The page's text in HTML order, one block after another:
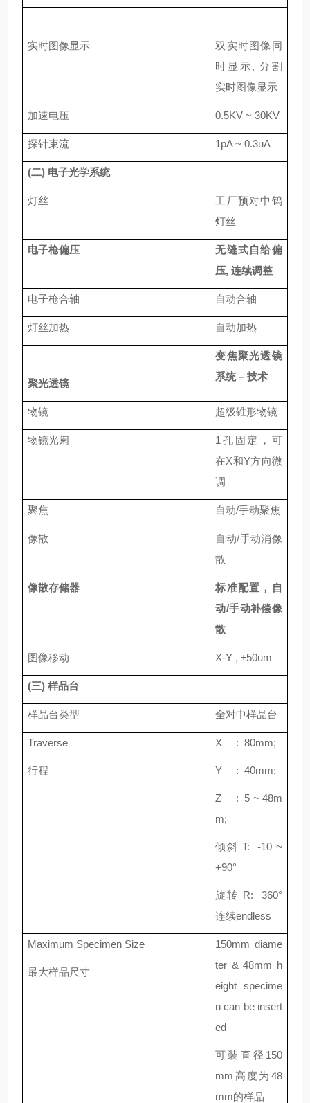
实时图像显示
双实时图像同
时显示,分割
实时图像显示
加速电压 0.5KV ~ 30KV
探针束流 1pA ~ 0.3uA
(二) 电子光学系统
灯丝
工厂预对中钨
灯丝
电子枪偏压
无缝式自给偏
压,连续调整
电子枪合轴 自动合轴
灯丝加热 自动加热
聚光透镜
变焦聚光透镜
系统–技术
物镜 超级锥形物镜
物镜光阑 1 孔固定，可
在X和Y方向微
调
聚焦 自动/手动聚焦
像散 自动/手动消像
散
像散存储器
标准配置，自
动/手动补偿像
散
图像移动 X-Y ,±50um
(三)样品台
样品台类型 全对中样品台
Traverse
行程
X : 80mm;
Y : 40mm;
Z : 5 ~ 48m
m;
倾斜 T: -10 ~
+90°
旋转 R: 360°
连续endless
Maximum Specimen Size
最大样品尺寸
150mm diame
ter & 48mm h
eight specime
n can be insert
ed
可装直径 150
mm 高度为 48
mm的样品